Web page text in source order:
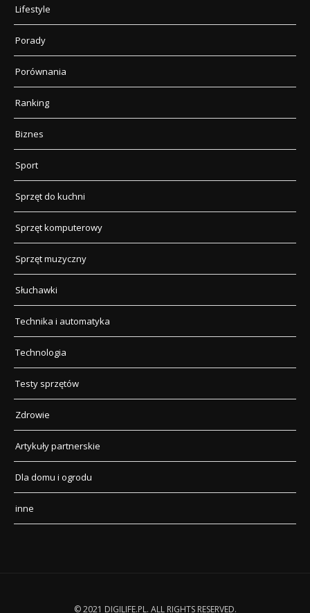
Lifestyle
Porady
Porównania
Ranking
Biznes
Sport
Sprzęt do kuchni
Sprzęt komputerowy
Sprzęt muzyczny
Słuchawki
Technika i automatyka
Technologia
Testy sprzętów
Zdrowie
Artykuły partnerskie
Dla domu i ogrodu
inne
© 2021 DIGILIFE.PL. ALL RIGHTS RESERVED.